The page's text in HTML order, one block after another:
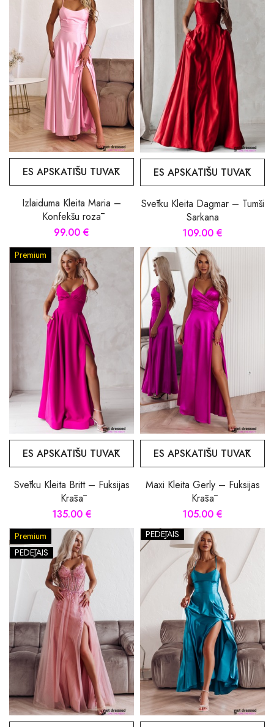
ES APSKATĪŠU TUVĀK
Izlaiduma Kleita Maria –
Konfekšu rozā
99.00 €
ES APSKATĪŠU TUVĀK
Svētku Kleita Dagmar – Tumši
Sarkana
109.00 €
Premium
ES APSKATĪŠU TUVĀK
Svētku Kleita Britt – Fuksijas
Krāsā
135.00 €
ES APSKATĪŠU TUVĀK
Maxi Kleita Gerly – Fuksijas
Krāsā
105.00 €
Premium
PĒDĒJAIS
PĒDĒJAIS